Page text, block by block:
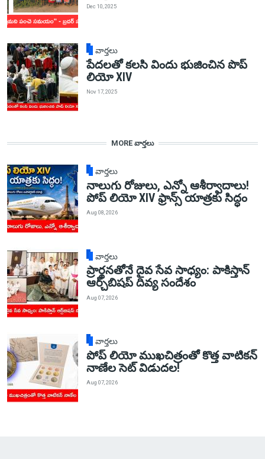
Dec 10, 2025
వార్తలు
పేదలతో కలసి విందు భుజించిన పొప్
లియో XIV
Nov 17, 2025
MORE వార్తలు
వార్తలు
నాలుగు రోజులు, ఎన్నో ఆశీర్వాదాలు!
పోప్ లియో XIV ఫ్రాన్స్ యాత్రకు సిద్ధం
Aug 08, 2026
వార్తలు
ప్రార్థనతోనే దైవ సేవ సాధ్యం: పాకిస్తాన్‌
ఆర్చ్‌బిషప్ దివ్య సందేశం
Aug 07, 2026
వార్తలు
పోప్ లియో ముఖచిత్రంతో కొత్త వాటికన్
నాణేల సెట్ విడుదల!
Aug 07, 2026